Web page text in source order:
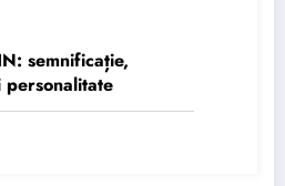
semnificație,